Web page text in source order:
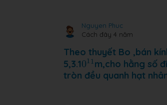
Nguyen Phuc
Cách đây 4 năm
Theo thuyết Bo ,bán
5,3.101
011
1m,cho hằng số
tròn đều quanh hạt